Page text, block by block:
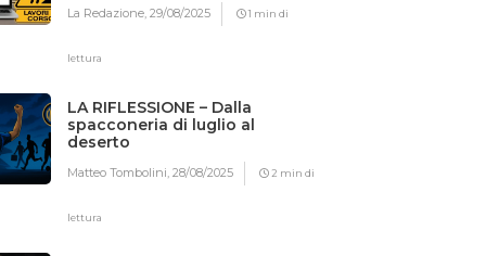
La Redazione,29/08/2025 1 min di
lettura
LA RIFLESSIONE – Dalla
spacconeria di luglio al
deserto
Matteo Tombolini,28/08/2025 2 min di
lettura